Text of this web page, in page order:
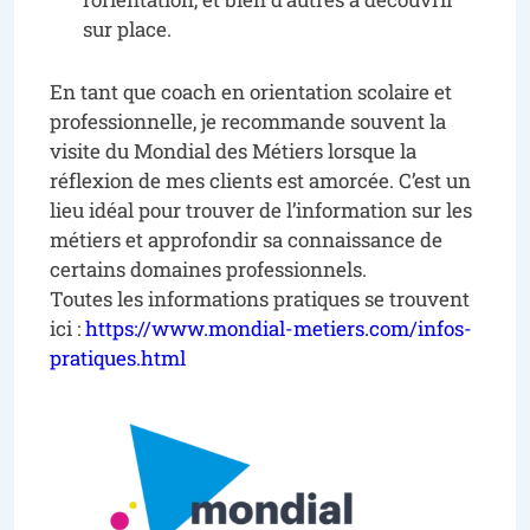
sur place.
En tant que coach en orientation scolaire et
professionnelle, je recommande souvent la
visite du Mondial des Métiers lorsque la
réflexion de mes clients est amorcée. C’est un
lieu idéal pour trouver de l’information sur les
métiers et approfondir sa connaissance de
certains domaines professionnels.
Toutes les informations pratiques se trouvent
ici :https://www.mondial-metiers.com/infos-
pratiques.html